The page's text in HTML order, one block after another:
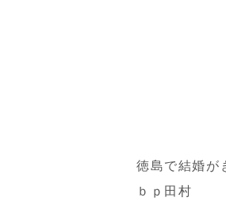
徳島で結婚が
ｂｐ田村